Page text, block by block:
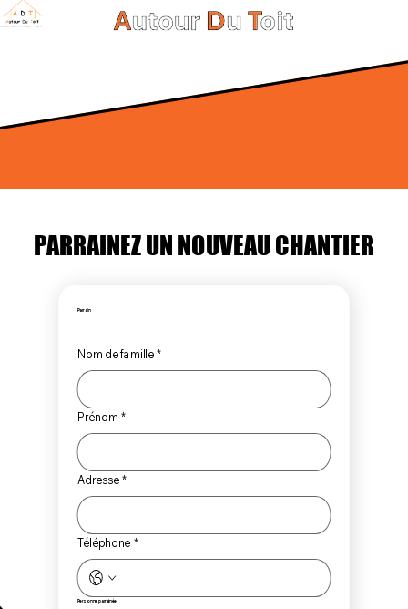
Parrain
Nom de famille*
Prénom *
Adresse *
Téléphone *
Personne parrainée
PARRAINEZ UN NOUVEAU CHANTIER
PARRAINEZ UN NOUVEAU CHANTIER